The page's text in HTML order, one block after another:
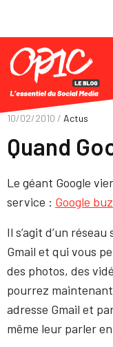
10/02/2010 / Actus
Quand
Le géant Google
service : Google
Il s’agit d’un
Gmail et qui vous
des photos, des
pourrez
adresse Gmail et
même leur parler